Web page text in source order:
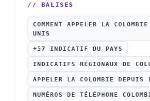
// BALISES
COMMENT APPELER LA
UNIS
+57 INDICATIF DU PAYS
INDICATIFS RÉGIONAUX DE
APPELER LA COLOMBIE DEPUIS
NUMÉROS DE TÉLÉPHONE